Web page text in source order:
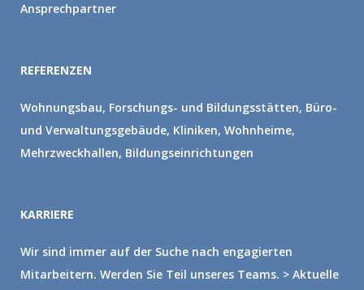
Ansprechpartner
REFERENZEN
Wohnungsbau, Forschungs- und Bildungsstätten, Büro-
und Verwaltungsgebäude, Kliniken, Wohnheime,
Mehrzweckhallen, Bildungseinrichtungen
KARRIERE
Wir sind immer auf der Suche nach engagierten
Mitarbeitern. Werden Sie Teil unseres Teams. > Aktuelle